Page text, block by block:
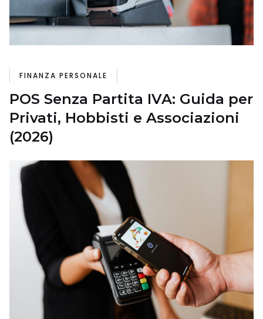
FINANZA PERSONALE
POS Senza Partita IVA: Guida per
Privati, Hobbisti e Associazioni
(2026)